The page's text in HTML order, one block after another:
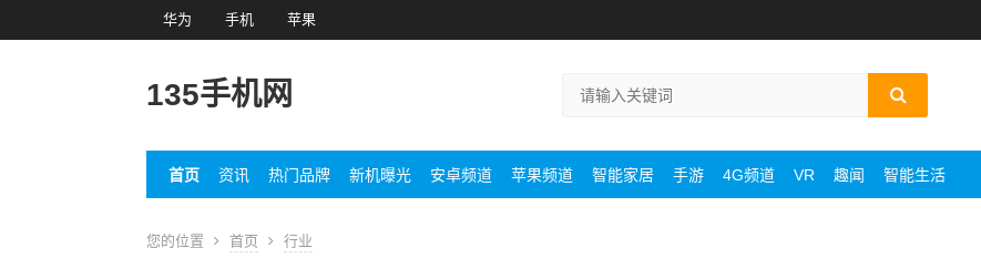
华为 手机 苹果
135手机网
首页 资讯 热门品牌 新机曝光 安卓频道 苹果频道 智能家居 手游 4G频道 VR 趣闻 智能生活
您的位置 首页 行业